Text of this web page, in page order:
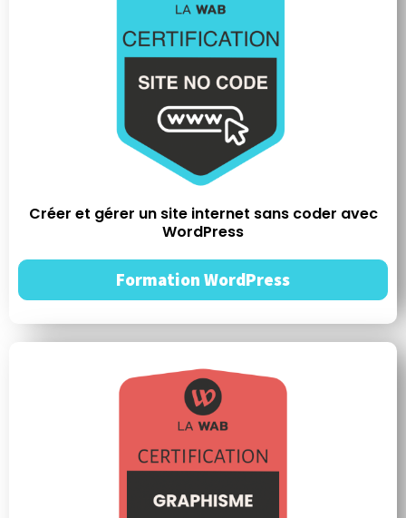
Créer et gérer un site internet sans coder avec
WordPress
Formation WordPress